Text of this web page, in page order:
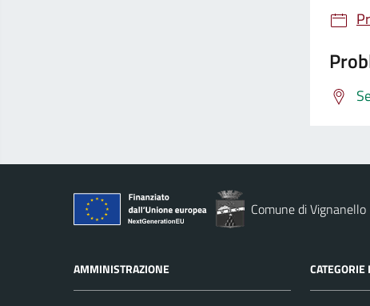
Comune di Vignanello
AMMINISTRAZIONE